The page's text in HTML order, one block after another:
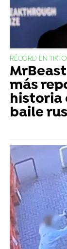
RÉCORD EN
más
historia
baile